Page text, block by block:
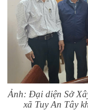
Ảnh: Đại diện Sở
xã Tuy An Tây